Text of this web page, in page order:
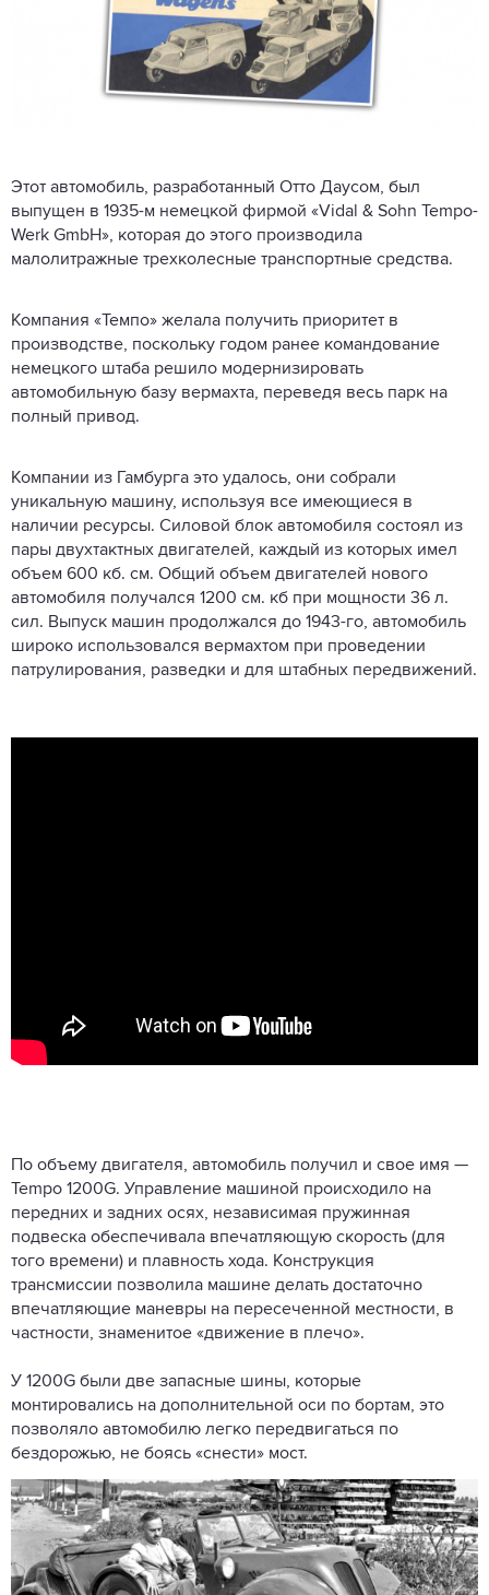
Этот автомобиль, разработанный Отто Даусом, был
выпущен в 1935-м немецкой фирмой «Vidal & Sohn Tempo-
Werk GmbH», которая до этого производила
малолитражные трехколесные транспортные средства.
Компания «Темпо» желала получить приоритет в
производстве, поскольку годом ранее командование
немецкого штаба решило модернизировать
автомобильную базу вермахта, переведя весь парк на
полный привод.
Компании из Гамбурга это удалось, они собрали
уникальную машину, используя все имеющиеся в
наличии ресурсы. Силовой блок автомобиля состоял из
пары двухтактных двигателей, каждый из которых имел
объем 600 кб. см. Общий объем двигателей нового
автомобиля получался 1200 см. кб при мощности 36 л.
сил. Выпуск машин продолжался до 1943-го, автомобиль
широко использовался вермахтом при проведении
патрулирования, разведки и для штабных передвижений.
По объему двигателя, автомобиль получил и свое имя —
Tempo 1200G. Управление машиной происходило на
передних и задних осях, независимая пружинная
подвеска обеспечивала впечатляющую скорость (для
того времени) и плавность хода. Конструкция
трансмиссии позволила машине делать достаточно
впечатляющие маневры на пересеченной местности, в
частности, знаменитое «движение в плечо».
У 1200G были две запасные шины, которые
монтировались на дополнительной оси по бортам, это
позволяло автомобилю легко передвигаться по
бездорожью, не боясь «снести» мост.